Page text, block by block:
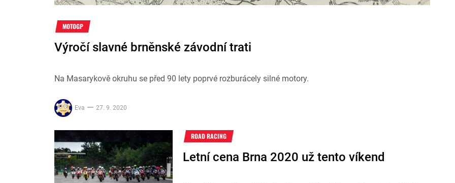
MOTOGP
Výročí slavné brněnské závodní trati
Na Masarykově okruhu se před 90 lety poprvé rozburácely silné motory.
Eva 27. 9. 2020
ROAD RACING
Letní cena Brna 2020 už tento víkend